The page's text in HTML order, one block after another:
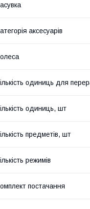
аксесуарів
одиниць для
одиниць, шт
предметів, шт
режимів
постачання